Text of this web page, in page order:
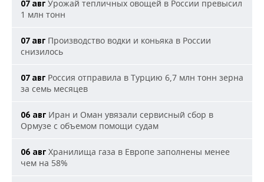
07 авг Урожай тепличных овощей в России превысил
1 млн тонн
07 авг Производство водки и коньяка в России
снизилось
07 авг Россия отправила в Турцию 6,7 млн тонн зерна
за семь месяцев
06 авг Иран и Оман увязали сервисный сбор в
Ормузе с объемом помощи судам
06 авг Хранилища газа в Европе заполнены менее
чем на 58%